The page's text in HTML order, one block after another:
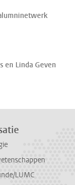
en Linda Geven
LUMC